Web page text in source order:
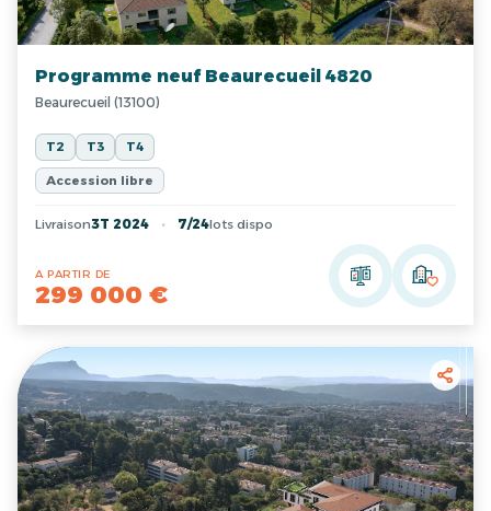
Programme neuf Beaurecueil 4820
Beaurecueil (13100)
T2 T3 T4
Accession libre
Livraison3T 2024 7/24lots dispo
A PARTIR DE
299 000 €